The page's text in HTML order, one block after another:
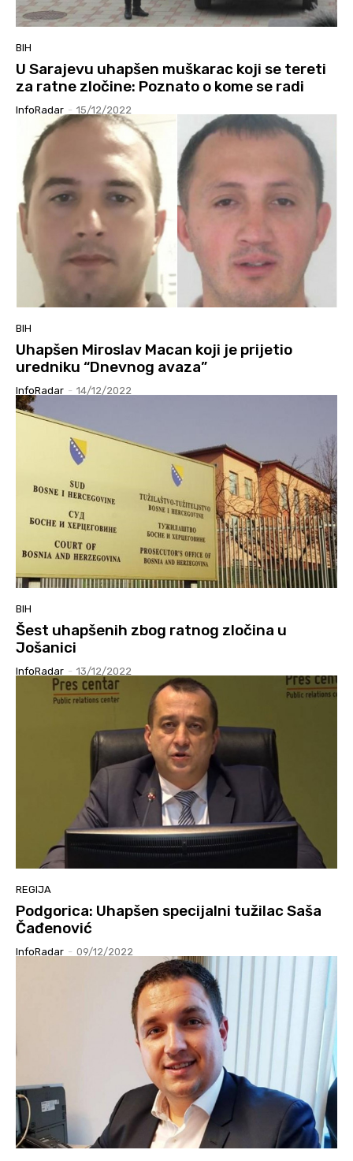
BIH
U Sarajevu uhapšen muškarac koji se tereti
za ratne zločine: Poznato o kome se radi
InfoRadar - 15/12/2022
BIH
Uhapšen Miroslav Macan koji je prijetio
uredniku “Dnevnog avaza”
InfoRadar - 14/12/2022
BIH
Šest uhapšenih zbog ratnog zločina u
Jošanici
InfoRadar - 13/12/2022
REGIJA
Podgorica: Uhapšen specijalni tužilac Saša
Čađenović
InfoRadar - 09/12/2022